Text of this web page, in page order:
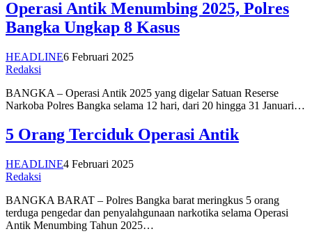
Operasi Antik Menumbing 2025, Polres
Bangka Ungkap 8 Kasus
HEADLINE6 Februari 2025
Redaksi
BANGKA – Operasi Antik 2025 yang digelar Satuan Reserse
Narkoba Polres Bangka selama 12 hari, dari 20 hingga 31 Januari…
5 Orang Terciduk Operasi Antik
HEADLINE4 Februari 2025
Redaksi
BANGKA BARAT – Polres Bangka barat meringkus 5 orang
terduga pengedar dan penyalahgunaan narkotika selama Operasi
Antik Menumbing Tahun 2025…